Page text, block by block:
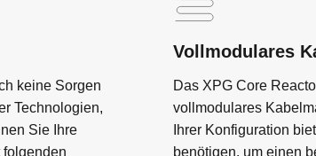
keine Sorgen
Technologien,
Sie Ihre
folgenden
Vollmodulares
Das XPG Core
vollmodulares
Ihrer Konfiguration
benötigen, um einen